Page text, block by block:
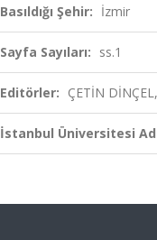
Basıldığı Şehir: İzmir
Sayfa Sayıları: ss.1
Editörler: ÇETİN
İstanbul Üniversitesi